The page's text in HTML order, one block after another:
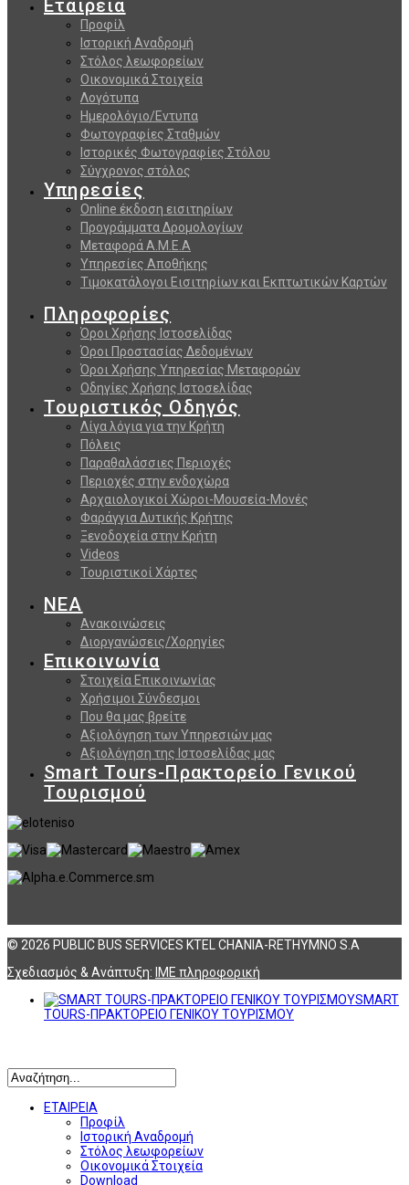
Εταιρεία
Προφίλ
Ιστορική Αναδρομή
Στόλος λεωφορείων
Οικονομικά Στοιχεία
Λογότυπα
Ημερολόγιο/Εντυπα
Φωτογραφίες Σταθμών
Ιστορικές Φωτογραφίες Στόλου
Σύγχρονος στόλος
Υπηρεσίες
Online έκδοση εισιτηρίων
Προγράμματα Δρομολογίων
Μεταφορά Α.Μ.Ε.Α
Υπηρεσίες Αποθήκης
Τιμοκατάλογοι Εισιτηρίων και Εκπτωτικών Καρτών
Πληροφορίες
Όροι Χρήσης Ιστοσελίδας
Όροι Προστασίας Δεδομένων
Όροι Χρήσης Υπηρεσίας Μεταφορών
Οδηγίες Χρήσης Ιστοσελίδας
Τουριστικός Οδηγός
Λίγα λόγια για την Κρήτη
Πόλεις
Παραθαλάσσιες Περιοχές
Περιοχές στην ενδοχώρα
Αρχαιολογικοί Χώροι-Μουσεία-Μονές
Φαράγγια Δυτικής Κρήτης
Ξενοδοχεία στην Κρήτη
Videos
Τουριστικοί Χάρτες
ΝΕΑ
Ανακοινώσεις
Διοργανώσεις/Χορηγίες
Επικοινωνία
Στοιχεία Επικοινωνίας
Χρήσιμοι Σύνδεσμοι
Που θα μας βρείτε
Αξιολόγηση των Υπηρεσιών μας
Αξιολόγηση της Ιστοσελίδας μας
Smart Tours-Πρακτορείο Γενικού
Τουρισμού
© 2026 PUBLIC BUS SERVICES KTEL CHANIA-RETHYMNO S.A
Σχεδιασμός & Ανάπτυξη: ΙΜΕ πληροφορική
SMART
TOURS-ΠΡΑΚΤΟΡΕΙΟ ΓΕΝΙΚΟΥ ΤΟΥΡΙΣΜΟΥ
ΕΤΑΙΡΕΙΑ
Προφίλ
Ιστορική Αναδρομή
Στόλος λεωφορείων
Οικονομικά Στοιχεία
Download